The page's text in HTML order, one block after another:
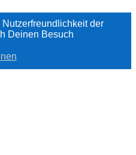
der
Deinen Besuch